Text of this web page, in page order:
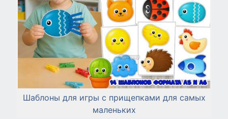
Шаблоны для игры с прищепками для самых
маленьких